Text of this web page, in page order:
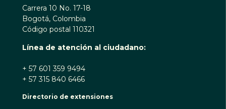
Carrera 10 No. 17-18
Bogotá, Colombia
Código postal 110321
Línea de atención al ciudadano:
+ 57 601 359 9494
+ 57 315 840 6466
Directorio de extensiones